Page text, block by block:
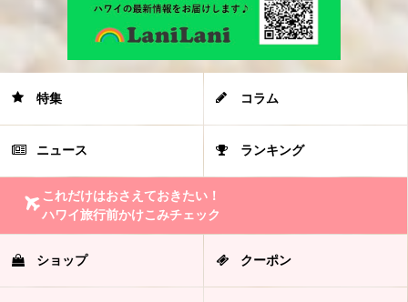
特集 コラム
ニュース ランキング
これだけはおさえておきたい！
ハワイ旅行前かけこみチェック
ショップ クーポン